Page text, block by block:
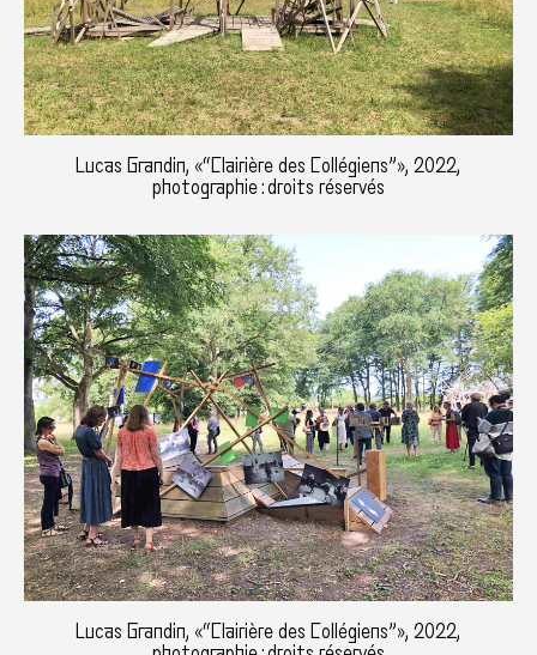
Lucas Grandin, «“Clairière des Collégiens”», 2022,
photographie : droits réservés
Lucas Grandin, «“Clairière des Collégiens”», 2022,